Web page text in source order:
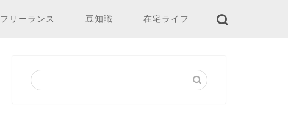
フリーランス 豆知識 在宅ライフ